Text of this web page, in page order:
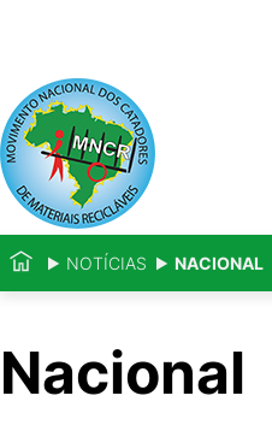
NOTÍCIAS NACIONAL
Nacional